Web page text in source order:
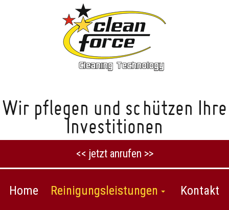
Wir pflegen und schützen Ihre
Investitionen
<< jetzt anrufen >>
Home Reinigungsleistungen Kontakt